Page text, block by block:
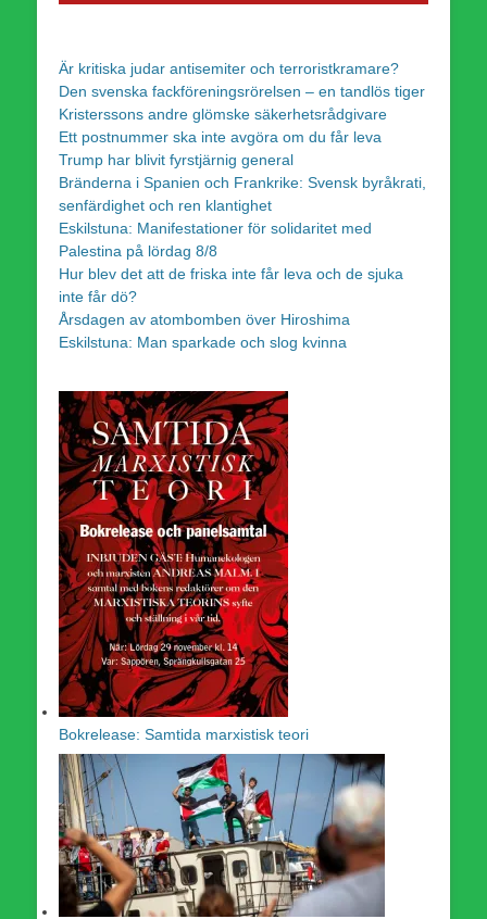
Är kritiska judar antisemiter och terroristkramare?
Den svenska fackföreningsrörelsen – en tandlös tiger
Kristerssons andre glömske säkerhetsrådgivare
Ett postnummer ska inte avgöra om du får leva
Trump har blivit fyrstjärnig general
Bränderna i Spanien och Frankrike: Svensk byråkrati,
senfärdighet och ren klantighet
Eskilstuna: Manifestationer för solidaritet med
Palestina på lördag 8/8
Hur blev det att de friska inte får leva och de sjuka
inte får dö?
Årsdagen av atombomben över Hiroshima
Eskilstuna: Man sparkade och slog kvinna
Bokrelease: Samtida marxistisk teori